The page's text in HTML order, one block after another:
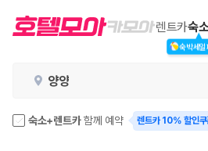
카모아 - 양양 호텔 |
렌트카숙
숙박세
양양
숙소+렌트카함께 예약 렌트카 10% 할인